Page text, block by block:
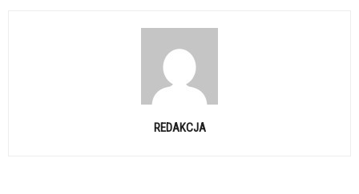
REDAKCJA